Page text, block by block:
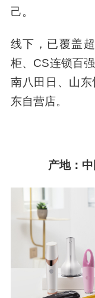
己。
线下，已覆盖
柜、CS连锁百
南八田日、山
东自营店。
产地：